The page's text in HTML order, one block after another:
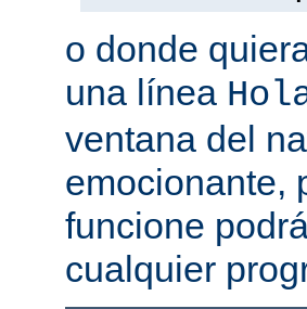
o donde
una línea
ventana del
emocionante,
funcione
cualquier